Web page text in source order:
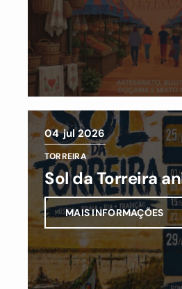
04 jul 2026
TORREIRA
Sol da Torreira
MAIS INFORMAÇÕES